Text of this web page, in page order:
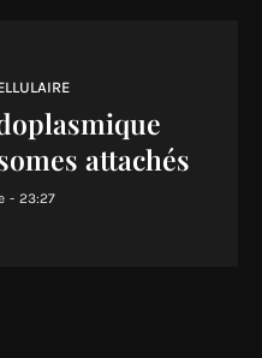
attachés
- 23:27